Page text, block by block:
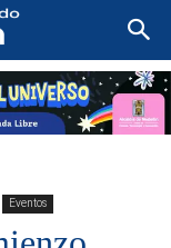
Eventos